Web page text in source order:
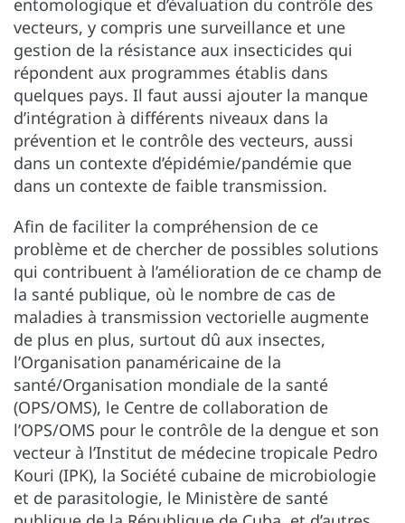
entomologique et d’évaluation du contrôle des
vecteurs, y compris une surveillance et une
gestion de la résistance aux insecticides qui
répondent aux programmes établis dans
quelques pays. Il faut aussi ajouter la manque
d’intégration à différents niveaux dans la
prévention et le contrôle des vecteurs, aussi
dans un contexte d’épidémie/pandémie que
dans un contexte de faible transmission.
Afin de faciliter la compréhension de ce
problème et de chercher de possibles solutions
qui contribuent à l’amélioration de ce champ de
la santé publique, où le nombre de cas de
maladies à transmission vectorielle augmente
de plus en plus, surtout dû aux insectes,
l’Organisation panaméricaine de la
santé/Organisation mondiale de la santé
(OPS/OMS), le Centre de collaboration de
l’OPS/OMS pour le contrôle de la dengue et son
vecteur à l’Institut de médecine tropicale Pedro
Kouri (IPK), la Société cubaine de microbiologie
et de parasitologie, le Ministère de santé